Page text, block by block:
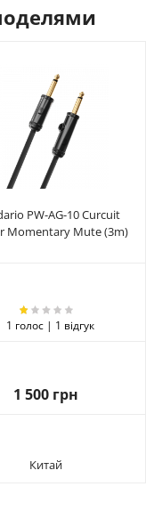
PW-AG-10 Curcuit
Momentary Mute (3m)
1 голос | 1 відгук
1 500 грн
Китай